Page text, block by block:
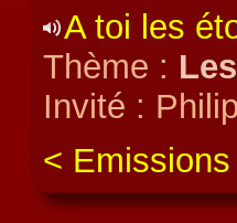
A toi les
Thème :
Invité :